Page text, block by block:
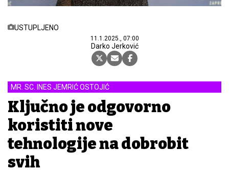
USTUPLJENO
11.1.2025., 07:00
Darko Jerković
MR. SC. INES JEMRIĆ OSTOJIĆ
Ključno je odgovorno
koristiti nove
tehnologije na dobrobit
svih